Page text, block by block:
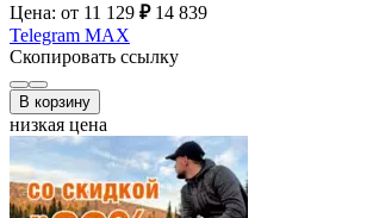
Цена: от 11 129 ₽ 14 839
Telegram MAX
Скопировать ссылку
В корзину
низкая цена